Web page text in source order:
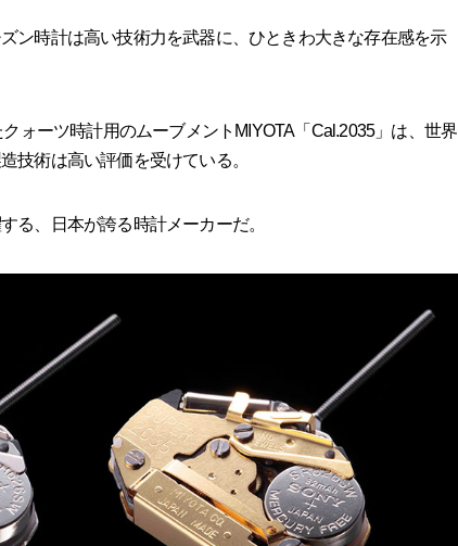
ン時計は高い技術力を武器に、ひときわ大きな存在感を示
ォーツ時計用のムーブメントMIYOTA「Cal.2035」は、世界
技術は高い評価を受けている。
る、日本が誇る時計メーカーだ。